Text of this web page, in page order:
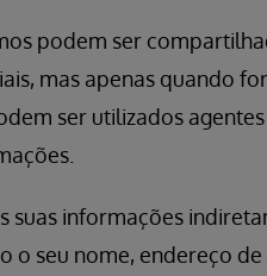
podem ser
mas apenas quando
ser utilizados
suas informações
seu nome, endereço